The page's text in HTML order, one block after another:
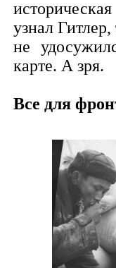
узнал
не
карте. А зря.
Все для